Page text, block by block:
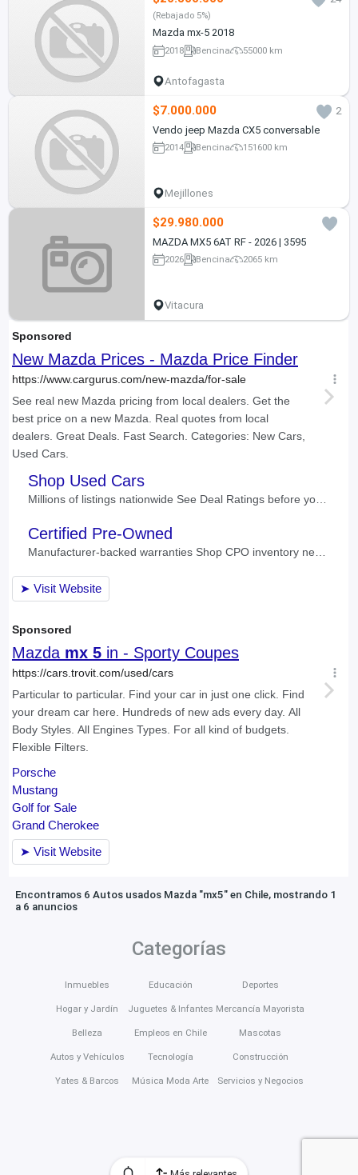
(Rebajado 5%)
Mazda mx-5 2018
2018 Bencina 55000 km
Antofagasta
$7.000.000
2
Vendo jeep Mazda CX5 conversable
2014 Bencina 151600 km
Mejillones
$29.980.000
MAZDA MX5 6AT RF - 2026 | 3595
2026 Bencina 2065 km
Vitacura
Encontramos 6 Autos usados Mazda "mx5" en Chile, mostrando 1
a 6 anuncios
Categorías
Inmuebles
Hogar y Jardín
Belleza
Autos y Vehículos
Yates & Barcos
Educación
Juguetes & Infantes
Empleos en Chile
Tecnología
Música Moda Arte
Deportes
Mercancía Mayorista
Mascotas
Construcción
Servicios y Negocios